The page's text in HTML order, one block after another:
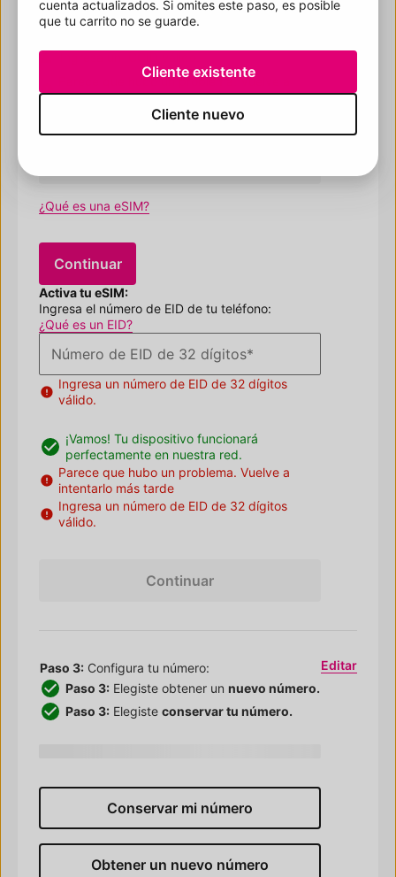
Número ICCID de 19 dígitos*
Parece que hubo un problema. Vuelve a
intentarlo más tarde
¿Qué es una eSIM?
Continuar
​​​​​​​Activa tu eSIM:
Ingresa el número de EID de tu teléfono:
¿Qué es un EID?
Número de EID de 32 dígitos*
Ingresa un número de EID de 32 dígitos
válido.
¡Vamos! Tu dispositivo funcionará
perfectamente en nuestra red.
Parece que hubo un problema. Vuelve a
intentarlo más tarde
Ingresa un número de EID de 32 dígitos
válido.
Continuar
Paso 3: Configura tu número:
Paso 3: Elegiste obtener un nuevo número.
Paso 3: Elegiste conservar tu número.
Conservar mi número
Obtener un nuevo número
Editar
cuenta actualizados. Si omites este paso, es posible
que tu carrito no se guarde.
Cliente existente
Cliente nuevo